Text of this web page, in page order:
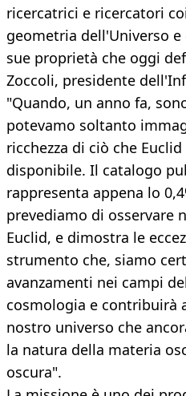
ricercatrici e ricercatori
geometria dell'Universo
sue proprietà che oggi
Zoccoli, presidente
"Quando, un anno fa,
potevamo soltanto
ricchezza di ciò che
disponibile. Il catalogo
rappresenta appena lo
prevediamo di osservare
Euclid, e dimostra le
strumento che, siamo
avanzamenti nei campi
cosmologia e contribuirà
nostro universo che
la natura della materia
oscura".